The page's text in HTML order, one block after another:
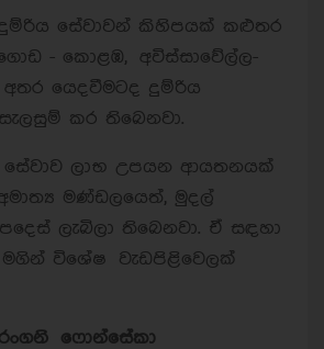
දුම්රිය සේවාවන් කිහිපයක් කළුතර
- කොළඹ, අවිස්සාවේල්ල-
යෙදවීමටද දුම්රිය
කර තිබෙනවා.
ලාභ උපයන ආයතනයක්
මණ්ඩලයෙත්, මුදල්
ලැබිලා තිබෙනවා. ඒ සඳහා
විශේෂ වැඩපිළිවෙලක්
ෆොන්සේකා